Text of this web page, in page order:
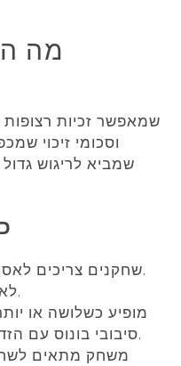
מה
וסכומי זיכוי
שמביא לריגוש
שחקנים צריכים לאסוף סמלים דומים כדי לזכות.
לא קיימים קווי תשלום רגילים.
סיבובי בונוס עם הזדמנויות רבות לזכיות גדולות.
משחק מתאים